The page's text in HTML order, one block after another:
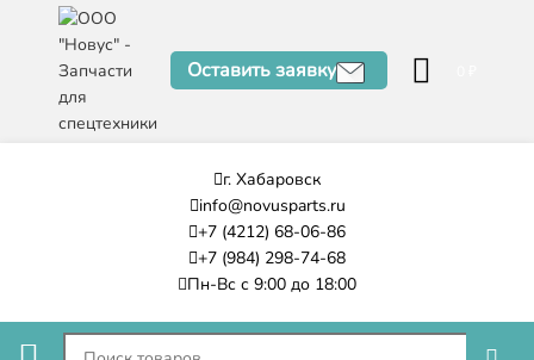
Оставить заявку
г. Хабаровск
info@novusparts.ru
+7 (4212) 68-06-86
+7 (984) 298-74-68
Пн-Вс с 9:00 до 18:00